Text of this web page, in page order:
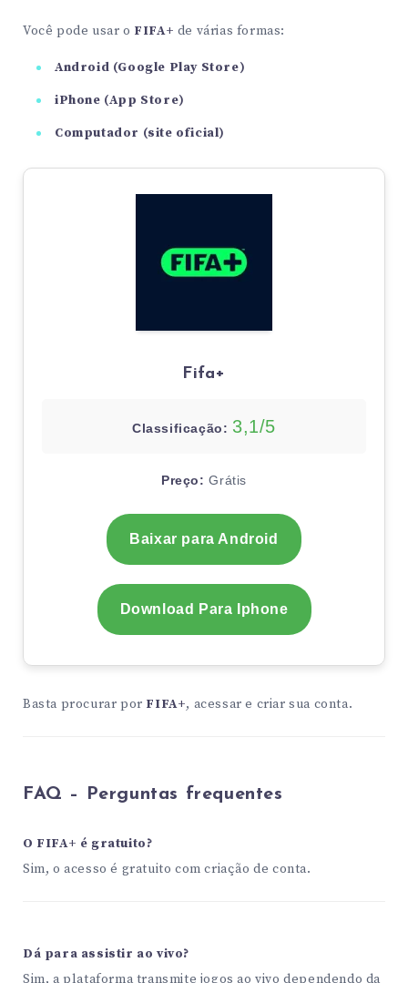
Você pode usar o FIFA+ de várias formas:
Android (Google Play Store)
iPhone (App Store)
Computador (site oficial)
Fifa+
Classificação: 3,1/5
Preço: Grátis
Baixar para Android
Download Para Iphone
Basta procurar por FIFA+, acessar e criar sua conta.
FAQ – Perguntas frequentes
O FIFA+ é gratuito?
Sim, o acesso é gratuito com criação de conta.
Dá para assistir ao vivo?
Sim, a plataforma transmite jogos ao vivo dependendo da